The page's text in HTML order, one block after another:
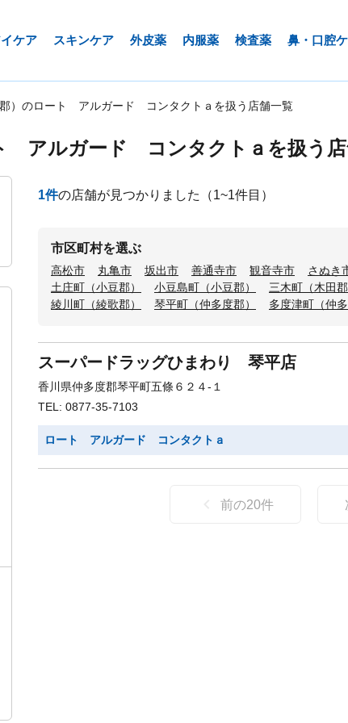
ケア スキンケア 外皮薬 内服薬 検査薬 鼻・口腔
）のロート アルガード コンタクトａを扱う店舗一覧
アルガード コンタクトａを扱う店
1件の店舗が見つかりました （1~1件目）
市区町村を選ぶ
高松市 丸亀市 坂出市 善通寺市 観音寺市 さぬき
土庄町（小豆郡）
小豆島町（小豆郡） 三木町（木田郡
綾川町（綾歌郡）
琴平町（仲多度郡） 多度津町（仲多
スーパードラッグひまわり 琴平店
香川県仲多度郡琴平町五條６２４-１
TEL: 0877-35-7103
ロート アルガード コンタクトａ
前の20件